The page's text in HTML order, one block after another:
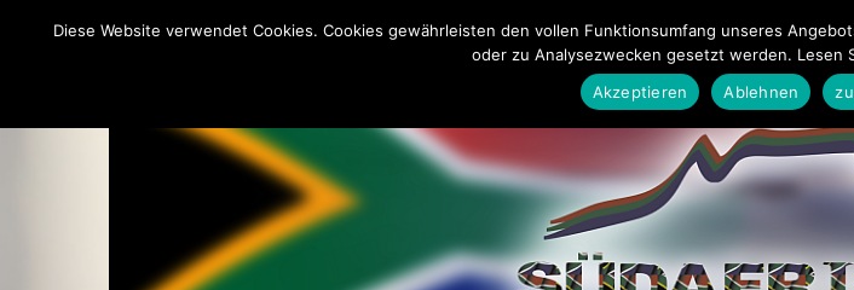
Diese Website verwendet Cookies. Cookies gewährleisten den vollen Funktionsumfang unseres
oder zu Analysezwecken gesetzt werden. Lesen
Akzeptieren
Ablehnen